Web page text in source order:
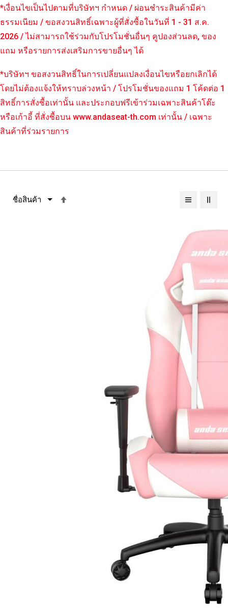
*เงื่อนไขเป็นไปตามที่บริษัทฯ กำหนด / ผ่อนชำระสินค้ามีค่า
ธรรมเนียม / ขอสงวนสิทธิ์เฉพาะผู้ที่สั่งซื้อในวันที่ 1 - 31 ส.ค.
2026 / ไม่สามารถใช้ร่วมกับโปรโมชั่นอื่นๆ คูปองส่วนลด, ของ
แถม หรือรายการส่งเสริมการขายอื่นๆ ได้
*บริษัทฯ ขอสงวนสิทธิ์ในการเปลี่ยนแปลงเงื่อนไขหรือยกเลิกได้
โดยไม่ต้องแจ้งให้ทราบล่วงหน้า / โปรโมชั่นของแถม 1 โค้ดต่อ 1
สิทธิ์การสั่งซื้อเท่านั้น และประกอบฟรีเข้าร่วมเฉพาะสินค้าโต๊ะ
หรือเก้าอี้ ที่สั่งซื้อบน www.andaseat-th.com เท่านั้น / เฉพาะ
สินค้าที่ร่วมรายการ